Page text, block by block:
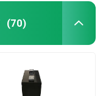
(70)